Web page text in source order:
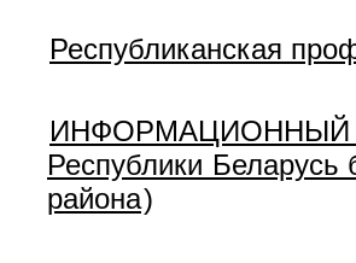
Республиканская
ИНФОРМАЦИОННЫЙ
Республики
района)